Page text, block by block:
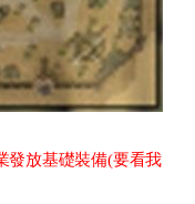
發放基礎裝備(要看我